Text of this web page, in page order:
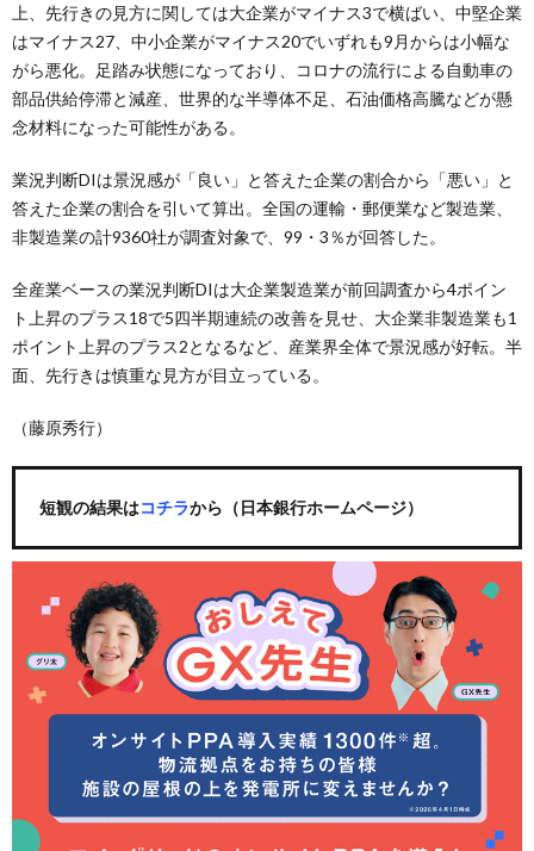
上、先行きの見方に関しては大企業がマイナス3で横ばい、中堅企業
はマイナス27、中小企業がマイナス20でいずれも9月からは小幅な
がら悪化。足踏み状態になっており、コロナの流行による自動車の
部品供給停滞と減産、世界的な半導体不足、石油価格高騰などが懸
念材料になった可能性がある。
業況判断DIは景況感が「良い」と答えた企業の割合から「悪い」と
答えた企業の割合を引いて算出。全国の運輸・郵便業など製造業、
非製造業の計9360社が調査対象で、99・3％が回答した。
全産業ベースの業況判断DIは大企業製造業が前回調査から4ポイン
ト上昇のプラス18で5四半期連続の改善を見せ、大企業非製造業も1
ポイント上昇のプラス2となるなど、産業界全体で景況感が好転。半
面、先行きは慎重な見方が目立っている。
（藤原秀行）
短観の結果はコチラから（日本銀行ホームページ）